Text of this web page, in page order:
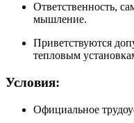
Ответственность,
мышление.
Приветствуются
тепловым
Условия:
Официальное